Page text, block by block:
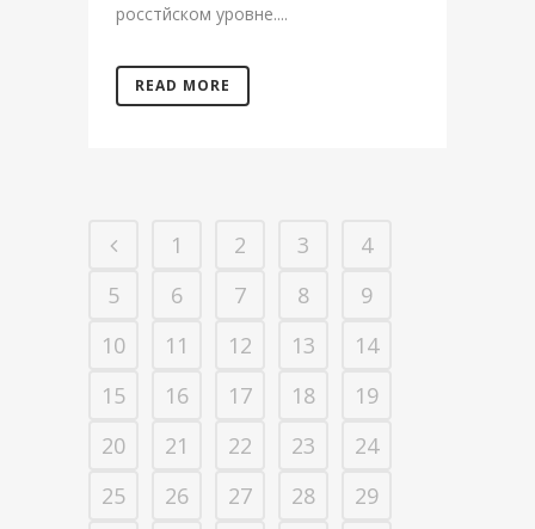
росстйском уровне....
READ MORE
1 2 3
4
5
6 7 8
9
10
11 12 13
14
15
16 17 18
19
20
21 22 23
24
25
26 27 28
29